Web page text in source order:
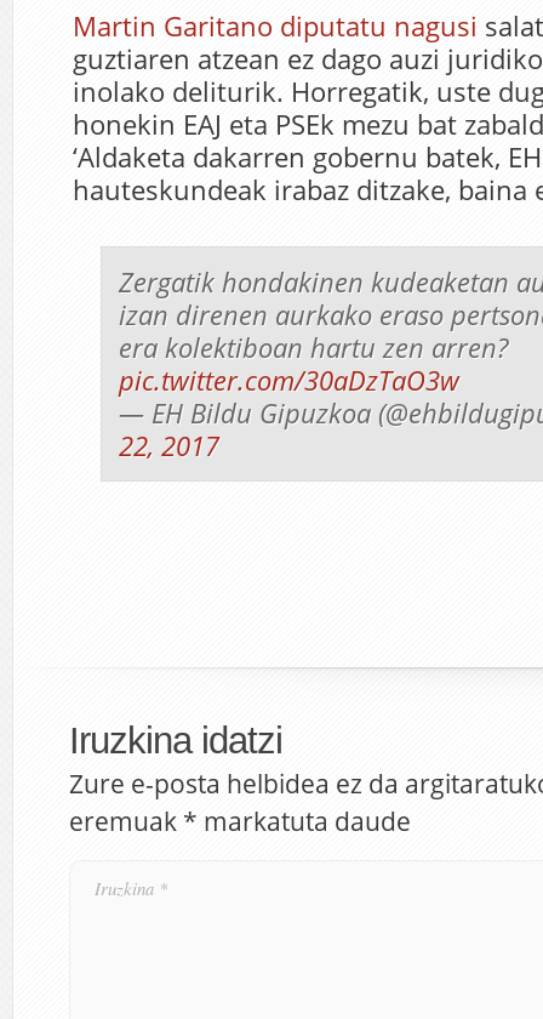
Martin Garitano diputatu nagusi
guztiaren atzean ez dago auzi
inolako deliturik. Horregatik, uste
honekin EAJ eta PSEk mezu bat
‘Aldaketa dakarren gobernu batek,
hauteskundeak irabaz ditzake, baina
Zergatik hondakinen kudeaketan
izan direnen aurkako eraso
era kolektiboan hartu zen arren?
pic.twitter.com/30aDzTaO3w
— EH Bildu Gipuzkoa
22, 2017
Iruzkina idatzi
Zure e-posta helbidea ez da
eremuak * markatuta daude